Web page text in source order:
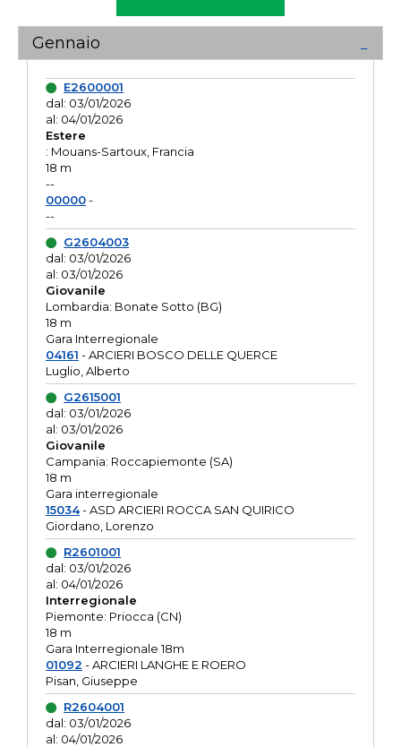
Gennaio
E2600001
dal: 03/01/2026
al: 04/01/2026
Estere
: Mouans-Sartoux, Francia
18 m
--
00000-
--
G2604003
dal: 03/01/2026
al: 03/01/2026
Giovanile
Lombardia: Bonate Sotto (BG)
18 m
Gara Interregionale
04161 - ARCIERI BOSCO DELLE QUERCE
Luglio, Alberto
G2615001
dal: 03/01/2026
al: 03/01/2026
Giovanile
Campania: Roccapiemonte (SA)
18 m
Gara interregionale
15034- ASD ARCIERI ROCCA SAN QUIRICO
Giordano, Lorenzo
R2601001
dal: 03/01/2026
al: 04/01/2026
Interregionale
Piemonte: Priocca (CN)
18 m
Gara Interregionale 18m
01092 - ARCIERI LANGHE E ROERO
Pisan, Giuseppe
R2604001
dal: 03/01/2026
al: 04/01/2026